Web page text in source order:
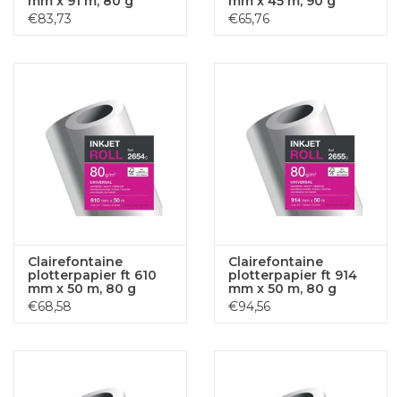
€83,73
€65,76
Clairefontaine
plotterpapier ft 610
mm x 50 m, 80 g
€68,58
Clairefontaine
plotterpapier ft 914
mm x 50 m, 80 g
€94,56